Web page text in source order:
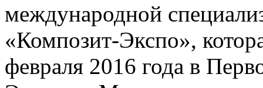
международной
«Композит-Экспо»,
февраля 2016 года в